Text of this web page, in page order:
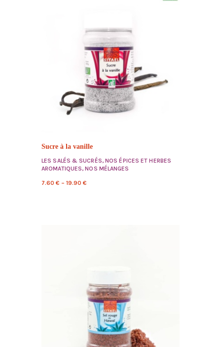
Sucre à la vanille
LES SALÉS & SUCRÉS,NOS ÉPICES ET HERBES
AROMATIQUES,NOS MÉLANGES
7.60 € – 19.90 €